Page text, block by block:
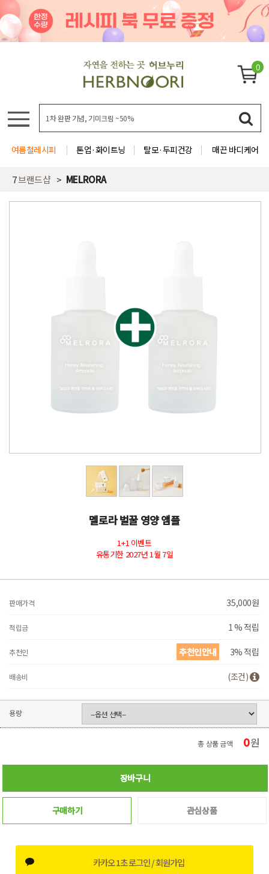
0
여름철레시피 톤업·화이트닝 탈모·두피건강 매끈 바디케어
7브랜드샵 MELRORA
멜로라 벌꿀 영양 앰플
1+1 이벤트
유통기한 2027년 1월 7일
판매가격 35,000원
적립금 1 % 적립
추천인 추천인안내 3% 적립
배송비 (조건)
용량
총 상품 금액 0원
장바구니
구매하기 관심상품
카카오 1초 로그인 / 회원가입